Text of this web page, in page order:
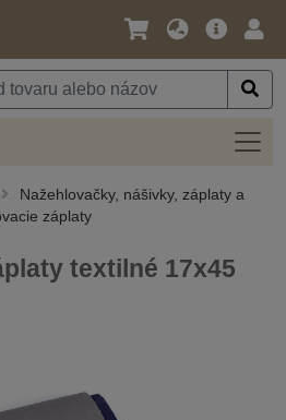
Jazyk
Mena
Hlavná
Nažehlovačky, nášivky, záplaty a
záplaty
textilné 17x45